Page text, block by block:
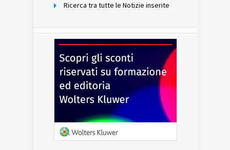
Ricerca tra tutte le Notizie inserite